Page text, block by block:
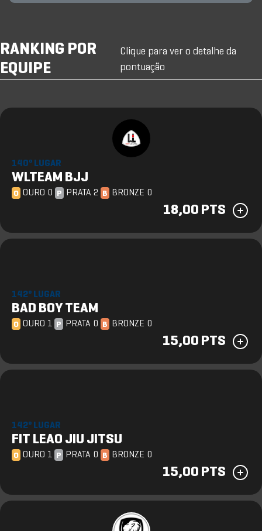
RANKING POR
EQUIPE
Clique para ver o detalhe da
pontuação
140º LUGAR
WLTEAM BJJ
O OURO 0 P PRATA 2 B BRONZE 0
18,00 PTS
142º LUGAR
BAD BOY TEAM
O OURO 1 P PRATA 0 B BRONZE 0
15,00 PTS
142º LUGAR
FIT LEAO JIU JITSU
O OURO 1 P PRATA 0 B BRONZE 0
15,00 PTS